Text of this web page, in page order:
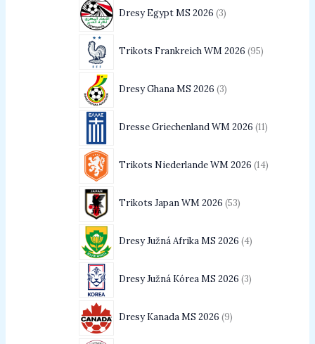
Dresy Egypt MS 2026 3
Trikots Frankreich WM 2026 95
Dresy Ghana MS 2026 3
Dresse Griechenland WM 2026 11
Trikots Niederlande WM 2026 14
Trikots Japan WM 2026 53
Dresy Južná Afrika MS 2026 4
Dresy Južná Kórea MS 2026 3
Dresy Kanada MS 2026 9